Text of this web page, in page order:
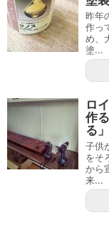
昨年
作っ
め、
塗...
ロ
作
る」
子供
をそ
から
来...